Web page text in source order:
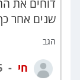
שנים אחר
הגב
חי